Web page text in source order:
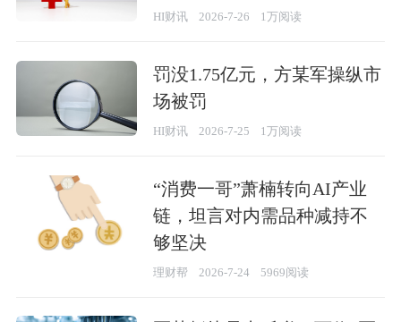
HI财讯 2026-7-26 1万阅读
罚没1.75亿元，方某军操纵市
场被罚
HI财讯 2026-7-25 1万阅读
“消费一哥”萧楠转向AI产业
链，坦言对内需品种减持不
够坚决
理财帮 2026-7-24 5969阅读